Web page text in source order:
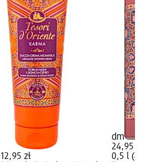
12,95 zł
dm
24,95 zł
0,5 l